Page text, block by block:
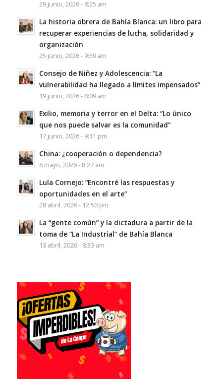
29 junio, 2026 - 8:25 am
La historia obrera de Bahía Blanca: un libro para
recuperar experiencias de lucha, solidaridad y
organización
25 junio, 2026 - 9:59 am
Consejo de Niñez y Adolescencia: “La
vulnerabilidad ha llegado a límites impensados”
19 junio, 2026 - 8:09 am
Exilio, memoria y terror en el Delta: “Lo único
que nos puede salvar es la comunidad”
17 junio, 2026 - 9:11 pm
China: ¿cooperación o dependencia?
6 mayo, 2026 - 8:27 am
Lula Cornejo: “Encontré las respuestas y
oportunidades en el arte”
28 abril, 2026 - 12:50 pm
La “gente común” y la dictadura a partir de la
toma de “La Industrial” de Bahía Blanca
13 abril, 2026 - 8:33 am